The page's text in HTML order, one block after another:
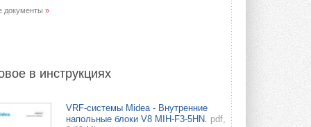
документы »
в инструкциях
VRF-системы Midea - Внутренние
напольные блоки V8 MIH-F3-5HN. pdf,